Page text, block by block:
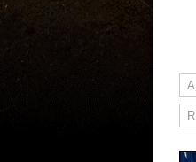
A
R